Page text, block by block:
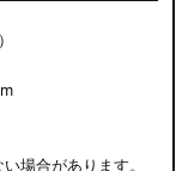
場合があります。